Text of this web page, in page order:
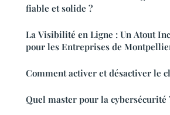
fiable et solide ?
La Visibilité en Ligne : Un Atout
pour les Entreprises de
Comment activer et désactiver le
Quel master pour la cybersécurité